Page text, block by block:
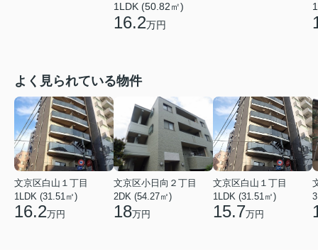
1LDK (50.82㎡)
16.2万円
よく見られている物件
文京区白山１丁目
1LDK (31.51㎡)
16.2万円
文京区小日向２丁目
2DK (54.27㎡)
18万円
文京区白山１丁目
1LDK (31.51㎡)
15.7万円